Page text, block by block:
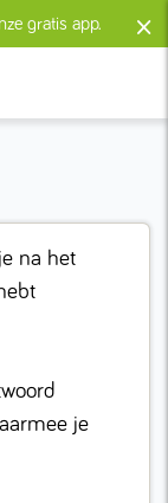
gratis app. ×
na het
je